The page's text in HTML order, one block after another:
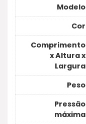
Modelo
Cor
Comprimento
x Altura x
Largura
Peso
Pressão
máxima